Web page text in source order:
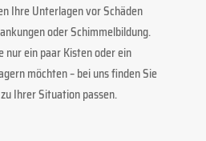
Ihre Unterlagen vor Schäden
oder Schimmelbildung.
nur ein paar Kisten oder ein
möchten – bei uns finden Sie
Ihrer Situation passen.